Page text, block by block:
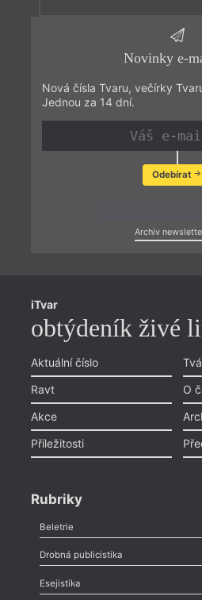
Novinky e-
Nová čísla Tvaru, večírky
Jednou za 14 dní.
Odebírat
Archiv
iTvar
obtýdeník živé
Aktuální číslo
Ravt
Akce
Příležitosti
O
Rubriky
Beletrie
Poezie,Próza,Dokumenty
Drobná publicistika
Odlesk
Nekrolog,Glosa,Sloupek,Pozvánka,
Esejistika